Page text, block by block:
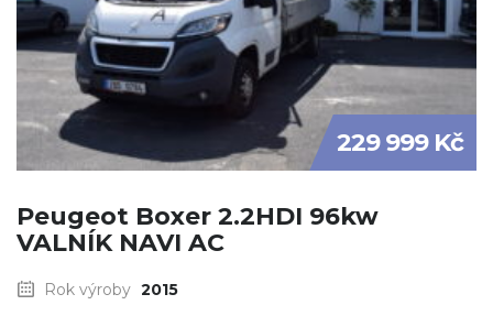
229 999 Kč
Peugeot Boxer 2.2HDI 96kw
VALNÍK NAVI AC
Rok výroby 2015